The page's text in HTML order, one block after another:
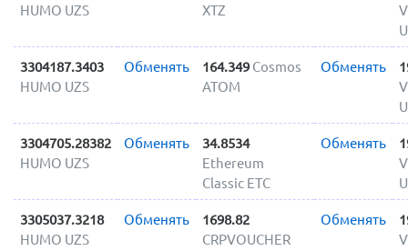
HUMO UZS
XTZ
3304187.3403
HUMO UZS
Обменять 164.349 Cosmos
ATOM
Обменять
3304705.28382
HUMO UZS
Обменять
34.8534
Ethereum
Classic ETC
Обменять
3305037.3218
HUMO UZS
Обменять
1698.82
CRPVOUCHER
Обменять